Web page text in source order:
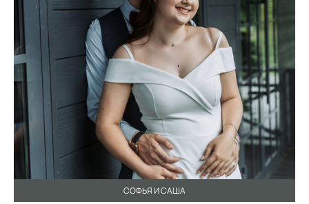
СОФЬЯ И САША